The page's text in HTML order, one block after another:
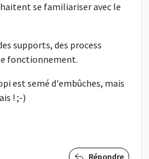
se familiariser avec le
supports, des process
fonctionnement.
est semé d'embûches, mais
! ;-)
Répondre